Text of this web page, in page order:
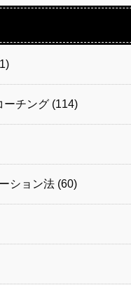
ーチング (114)
ション法 (60)